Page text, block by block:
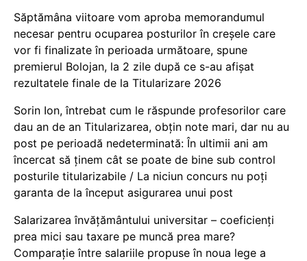
Săptămâna viitoare vom aproba memorandumul
necesar pentru ocuparea posturilor în creșele care
vor fi finalizate în perioada următoare, spune
premierul Bolojan, la 2 zile după ce s-au afișat
rezultatele finale de la Titularizare 2026
Sorin Ion, întrebat cum le răspunde profesorilor care
dau an de an Titularizarea, obțin note mari, dar nu au
post pe perioadă nedeterminată: În ultimii ani am
încercat să ținem cât se poate de bine sub control
posturile titularizabile / La niciun concurs nu poți
garanta de la început asigurarea unui post
Salarizarea învățământului universitar – coeficienți
prea mici sau taxare pe muncă prea mare?
Comparație între salariile propuse în noua lege a